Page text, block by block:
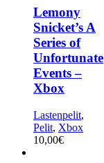
Lemony
Snicket’s A
Series of
Unfortunate
Events –
Xbox
Lastenpelit,
Pelit, Xbox
10,00€